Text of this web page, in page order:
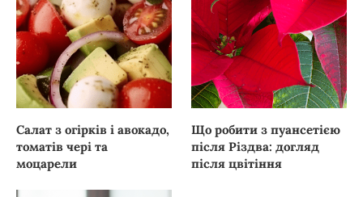
Салат з огірків і авокадо,
томатів чері та
моцарели
Що робити з пуансетією
після Різдва: догляд
після цвітіння